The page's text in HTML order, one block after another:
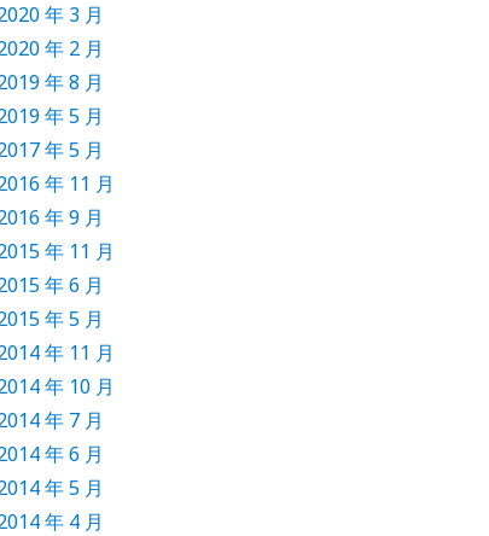
年 3 月
年 2 月
年 8 月
年 5 月
年 5 月
年 11 月
年 9 月
年 11 月
年 6 月
年 5 月
年 11 月
年 10 月
年 7 月
年 6 月
年 5 月
年 4 月